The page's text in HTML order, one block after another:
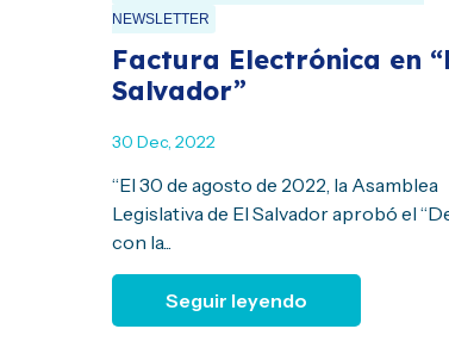
NEWSLETTER
Factura Electrónica en
Salvador”
30 Dec, 2022
“El 30 de agosto de 2022, la Asamblea
Legislativa de El Salvador aprobó el
con la...
Seguir leyendo